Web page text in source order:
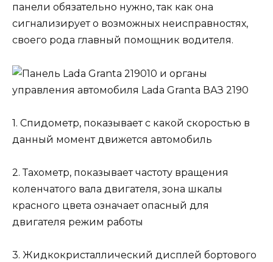
панели обязательно нужно, так как она
сигнализирует о возможных неисправностях,
своего рода главный помощник водителя.
1. Спидометр, показывает с какой скоростью в
данный момент движется автомобиль
2. Тахометр, показывает частоту вращения
коленчатого вала двигателя, зона шкалы
красного цвета означает опасный для
двигателя режим работы
3. Жидкокристаллический дисплей бортового